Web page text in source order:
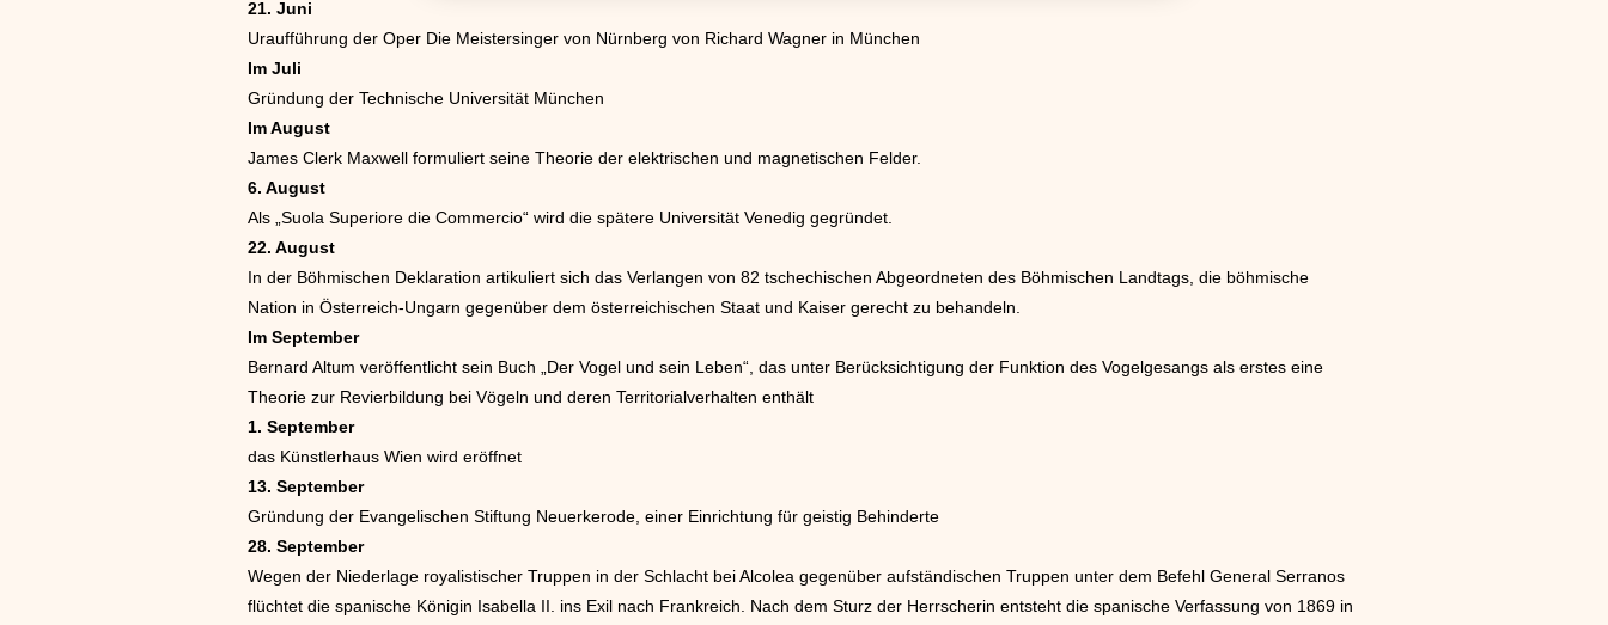
21. Juni
Uraufführung der Oper Die Meistersinger von Nürnberg von Richard Wagner in München
Im Juli
Gründung der Technische Universität München
Im August
James Clerk Maxwell formuliert seine Theorie der elektrischen und magnetischen Felder.
6. August
Als „Suola Superiore die Commercio“ wird die spätere Universität Venedig gegründet.
22. August
In der Böhmischen Deklaration artikuliert sich das Verlangen von 82 tschechischen Abgeordneten des Böhmischen Landtags, die böhmische
Nation in Österreich-Ungarn gegenüber dem österreichischen Staat und Kaiser gerecht zu behandeln.
Im September
Bernard Altum veröffentlicht sein Buch „Der Vogel und sein Leben“, das unter Berücksichtigung der Funktion des Vogelgesangs als erstes eine
Theorie zur Revierbildung bei Vögeln und deren Territorialverhalten enthält
1. September
das Künstlerhaus Wien wird eröffnet
13. September
Gründung der Evangelischen Stiftung Neuerkerode, einer Einrichtung für geistig Behinderte
28. September
Wegen der Niederlage royalistischer Truppen in der Schlacht bei Alcolea gegenüber aufständischen Truppen unter dem Befehl General Serranos
flüchtet die spanische Königin Isabella II. ins Exil nach Frankreich. Nach dem Sturz der Herrscherin entsteht die spanische Verfassung von 1869 in